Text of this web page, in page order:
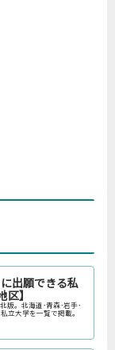
出願できる私
】
版。北海道･青森･岩手･
立大学を一覧で掲載。